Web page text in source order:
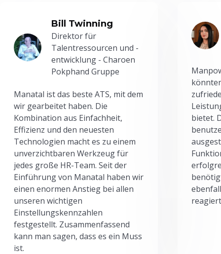
Bill Twinning
Direktor für
Talentressourcen und -
entwicklung - Charoen
Pokphand Gruppe
Manatal ist das beste ATS, mit dem
wir gearbeitet haben. Die
Kombination aus Einfachheit,
Effizienz und den neuesten
Technologien macht es zu einem
unverzichtbaren Werkzeug für
jedes große HR-Team. Seit der
Einführung von Manatal haben wir
einen enormen Anstieg bei allen
unseren wichtigen
Einstellungskennzahlen
festgestellt. Zusammenfassend
kann man sagen, dass es ein Muss
ist.
bietet.